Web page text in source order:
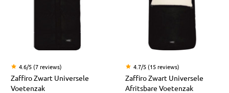
4.6/5 (7 reviews)
Zaffiro Zwart Universele
Voetenzak
4.7/5 (15 reviews)
Zaffiro Zwart Universele
Afritsbare Voetenzak